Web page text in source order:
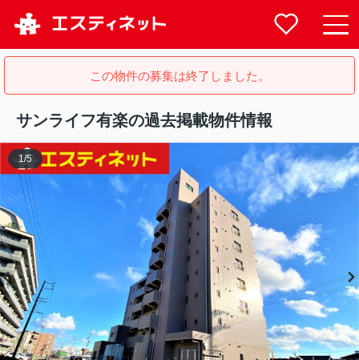
この物件の募集は終了しました。
サンライフ有楽の過去掲載物件情報
1 /5